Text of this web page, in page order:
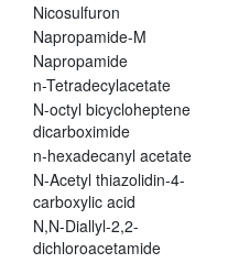
Nicosulfuron
Napropamide-M
Napropamide
n-Tetradecylacetate
N-octyl bicycloheptene
dicarboximide
n-hexadecanyl acetate
N-Acetyl thiazolidin-4-
carboxylic acid
N,N-Diallyl-2,2-
dichloroacetamide